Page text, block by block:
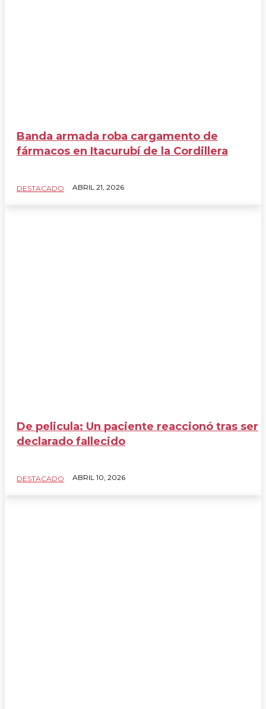
Banda armada roba cargamento de
fármacos en Itacurubí de la Cordillera
DESTACADO ABRIL 21, 2026
De pelicula: Un paciente reaccionó tras ser
declarado fallecido
DESTACADO ABRIL 10, 2026